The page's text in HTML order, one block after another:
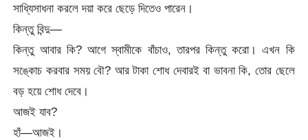
সাধ্যিসাধনা করলে দয়া করে ছেড়ে দিতেও পারেন।
কিন্তু বিন্দু—
কিন্তু আবার কি? আগে স্বামীকে বাঁচাও, তারপর কিন্তু করো। এখন কি
সঙ্কোচ করবার সময় বৌ? আর টাকা শোধ দেবারই বা ভাবনা কি, তোর ছেলে
বড় হয়ে শোধ দেবে।
আজই যাব?
হাঁ—আজই।